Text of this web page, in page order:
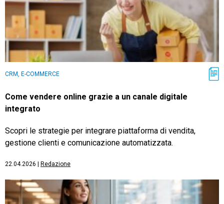
CRM, E-COMMERCE
Come vendere online grazie a un canale digitale
integrato
Scopri le strategie per integrare piattaforma di vendita,
gestione clienti e comunicazione automatizzata.
22.04.2026 Redazione